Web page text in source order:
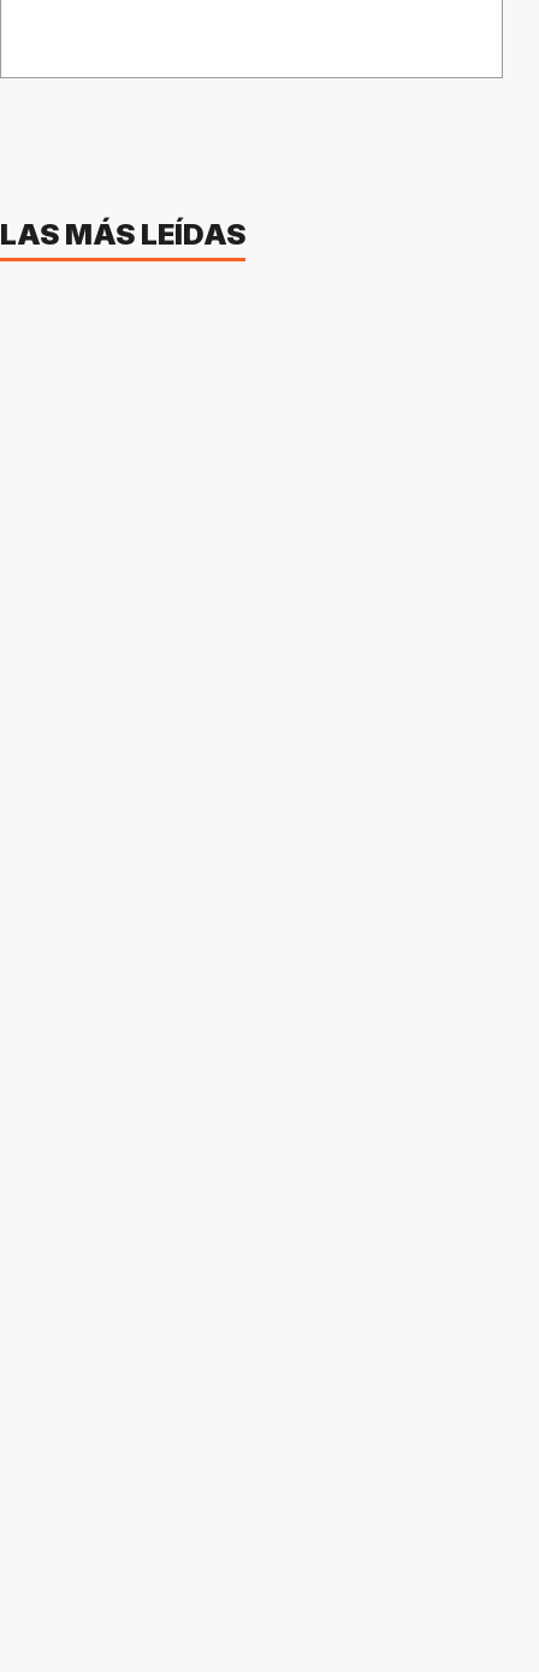
LAS MÁS LEÍDAS